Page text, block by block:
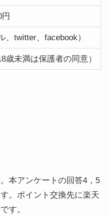
、twitter、facebook）
歳未満は保護者の同意）
本アンケートの回答4，5
。ポイント交換先に楽天
す。